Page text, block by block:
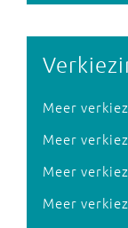
Meer
Meer
Meer
Meer